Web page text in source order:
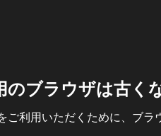
のブラウザは古く
利用いただくために、ブラ